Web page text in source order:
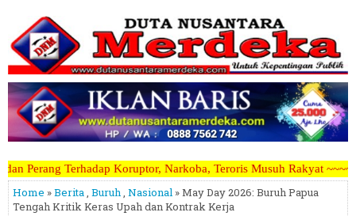
Narkoba, Teroris Musuh Rakyat ~~~~~>>>>> Kami Menerima
Home »Berita, Buruh, Nasional » May Day 2026: Buruh Papua
Tengah Kritik Keras Upah dan Kontrak Kerja